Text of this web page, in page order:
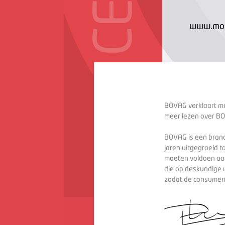
BOVAG verklaart
meer lezen over
BOVAG is een
jaren uitgegroeid
moeten voldoen
die op deskundige
zodat de